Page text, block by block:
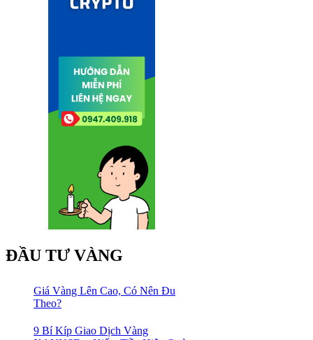
ĐẦU TƯ VÀNG
Giá Vàng Lên Cao, Có Nên Đu
Theo?
9 Bí Kíp Giao Dịch Vàng